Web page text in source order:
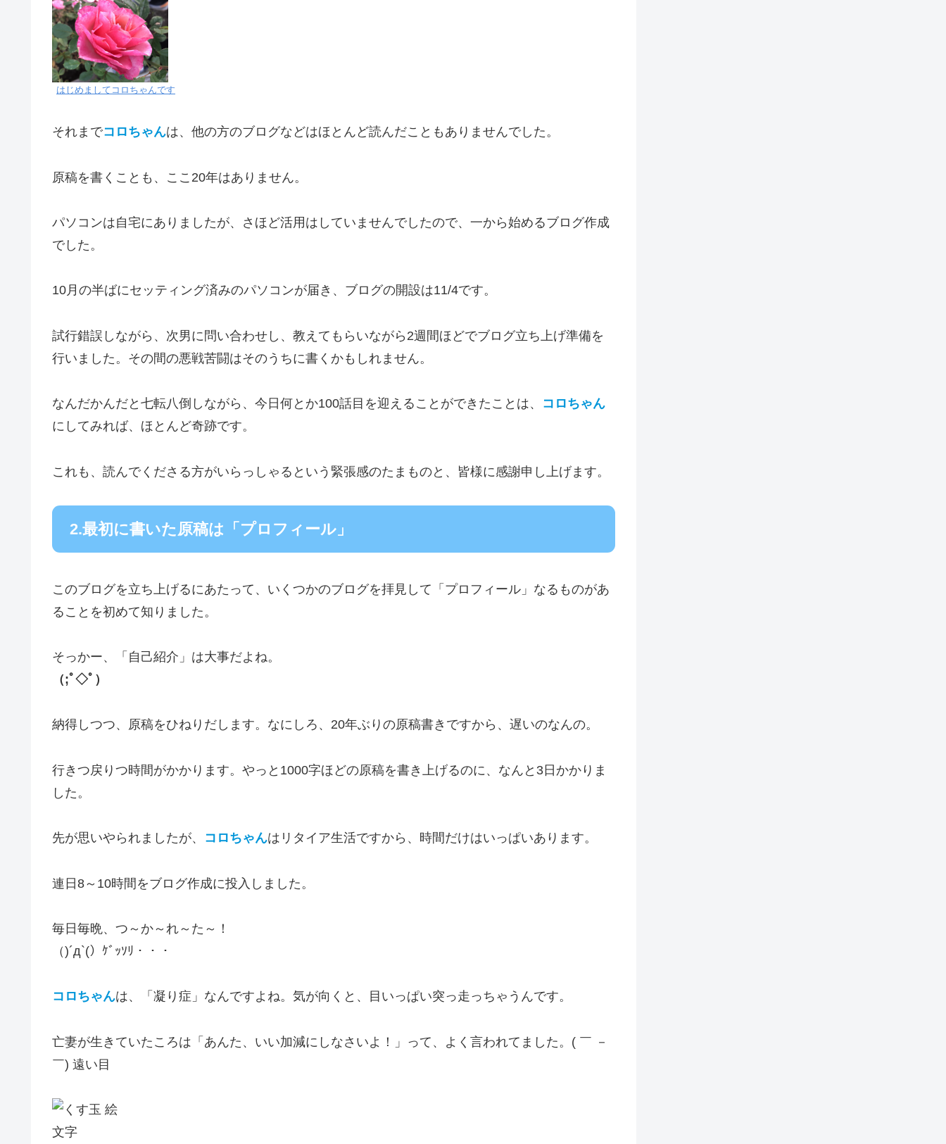
はじめましてコロちゃんです
それまでコロちゃんは、他の方のブログなどはほとんど読んだこともありませんでした。
原稿を書くことも、ここ20年はありません。
パソコンは自宅にありましたが、さほど活用はしていませんでしたので、一から始めるブログ作成
でした。
10月の半ばにセッティング済みのパソコンが届き、ブログの開設は11/4です。
試行錯誤しながら、次男に問い合わせし、教えてもらいながら2週間ほどでブログ立ち上げ準備を
行いました。その間の悪戦苦闘はそのうちに書くかもしれません。
なんだかんだと七転八倒しながら、今日何とか100話目を迎えることができたことは、 コロちゃん
にしてみれば、ほとんど奇跡です。
これも、読んでくださる方がいらっしゃるという緊張感のたまものと、皆様に感謝申し上げます。
2.最初に書いた原稿は「プロフィール」
このブログを立ち上げるにあたって、いくつかのブログを拝見して「プロフィール」なるものがあ
ることを初めて知りました。
そっかー、「自己紹介」は大事だよね。
（;ﾟ◇ﾟ）
納得しつつ、原稿をひねりだします。なにしろ、20年ぶりの原稿書きですから、遅いのなんの。
行きつ戻りつ時間がかかります。やっと1000字ほどの原稿を書き上げるのに、なんと3日かかりま
した。
先が思いやられましたが、 コロちゃんはリタイア生活ですから、時間だけはいっぱいあります。
連日8～10時間をブログ作成に投入しました。
毎日毎晩、つ～か～れ～た～！
（)´д`(）ｹﾞｯｿﾘ・・・
コロちゃんは、「凝り症」なんですよね。気が向くと、目いっぱい突っ走っちゃうんです。
亡妻が生きていたころは「あんた、いい加減にしなさいよ！」って、よく言われてました。( ￣ －
￣) 遠い目